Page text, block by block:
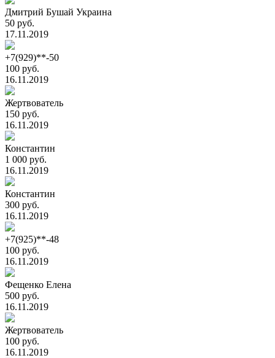
Дмитрий Бушай Украина
50 руб.
17.11.2019
+7(929)**-50
100 руб.
16.11.2019
Жертвователь
150 руб.
16.11.2019
Константин
1 000 руб.
16.11.2019
Константин
300 руб.
16.11.2019
+7(925)**-48
100 руб.
16.11.2019
Фещенко Елена
500 руб.
16.11.2019
Жертвователь
100 руб.
16.11.2019